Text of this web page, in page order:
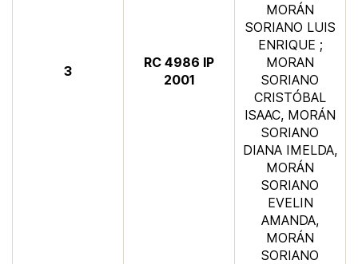
3
​RC 4986 IP
2001
MORÁN
SORIANO LUIS
ENRIQUE ;
MORAN
SORIANO
CRISTÓBAL
ISAAC, MORÁN
SORIANO
DIANA IMELDA,
MORÁN
SORIANO
EVELIN
AMANDA,
MORÁN
SORIANO